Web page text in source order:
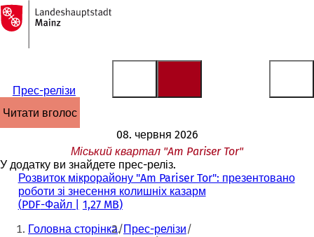
Перейти до змісту
На
головну
сторінку
Прес-релізи
читати вголос
08. червня 2026
Міський квартал "Am Pariser Tor"
У додатку ви знайдете прес-реліз.
Розвиток мікрорайону "Am Pariser Tor": презентовано
роботи зі знесення колишніх казарм
PDF-Файл 1,27 MB
Ти
Головна сторінка Прес-релізи